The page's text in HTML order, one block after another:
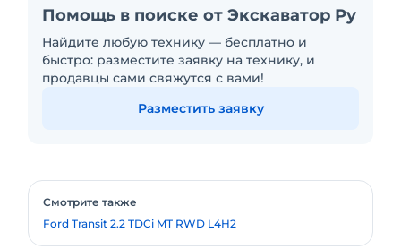
Помощь в поиске от Экскаватор Ру
Найдите любую технику — бесплатно и
быстро: разместите заявку на технику, и
продавцы сами свяжутся с вами!
Разместить заявку
Смотрите также
Ford Transit 2.2 TDCi MT RWD L4H2